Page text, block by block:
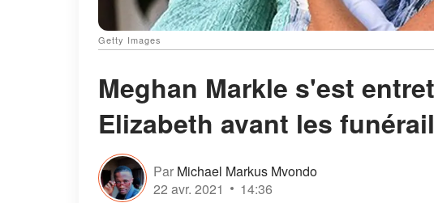
Getty Images
Meghan Markle s'est
Elizabeth avant les
Par Michael Markus Mvondo
22 avr. 2021
14:36